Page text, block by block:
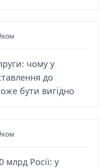
чому у
до
бути вигідно
млрд Росії: у